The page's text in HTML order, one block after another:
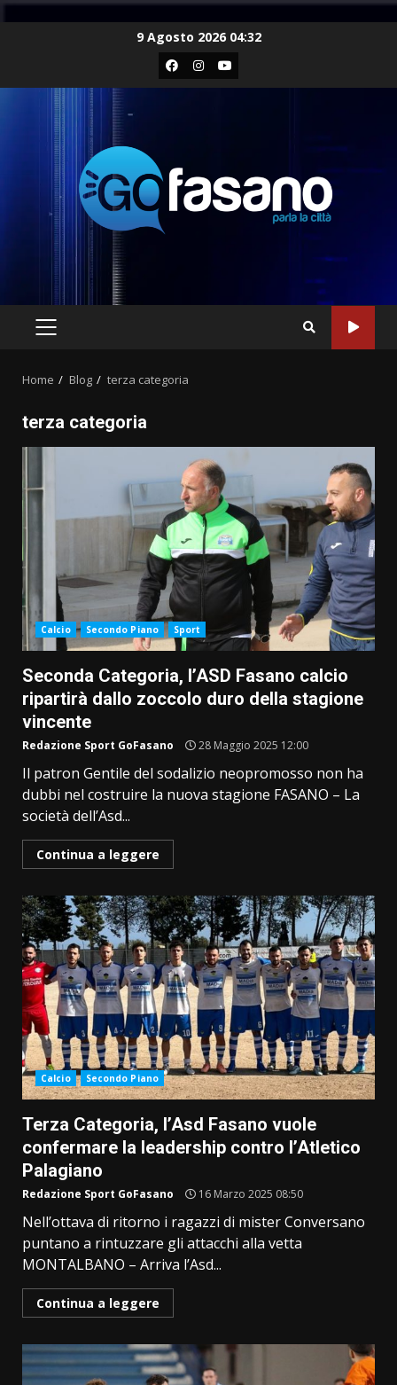
9 Agosto 2026 04:32
Facebook
Instagram
Youtube
PRIMARY
Home Blog terza categoria
terza categoria
Calcio Secondo Piano Sport
Seconda Categoria, l’ASD Fasano calcio
ripartirà dallo zoccolo duro della stagione
vincente
Redazione Sport GoFasano 28 Maggio 2025 12:00
Il patron Gentile del sodalizio neopromosso non ha
dubbi nel costruire la nuova stagione FASANO – La
società dell’Asd...
Continua a leggere
Calcio Secondo Piano
Terza Categoria, l’Asd Fasano vuole
confermare la leadership contro l’Atletico
Palagiano
Redazione Sport GoFasano 16 Marzo 2025 08:50
Nell’ottava di ritorno i ragazzi di mister Conversano
puntano a rintuzzare gli attacchi alla vetta
MONTALBANO – Arriva l’Asd...
Continua a leggere